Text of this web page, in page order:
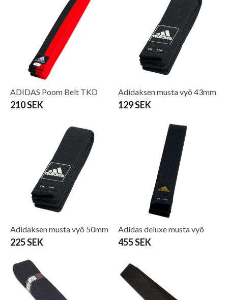
ADIDAS Poom Belt TKD
210 SEK
Adidaksen musta vyö 43mm
129 SEK
Adidaksen musta vyö 50mm
225 SEK
Adidas deluxe musta vyö
455 SEK